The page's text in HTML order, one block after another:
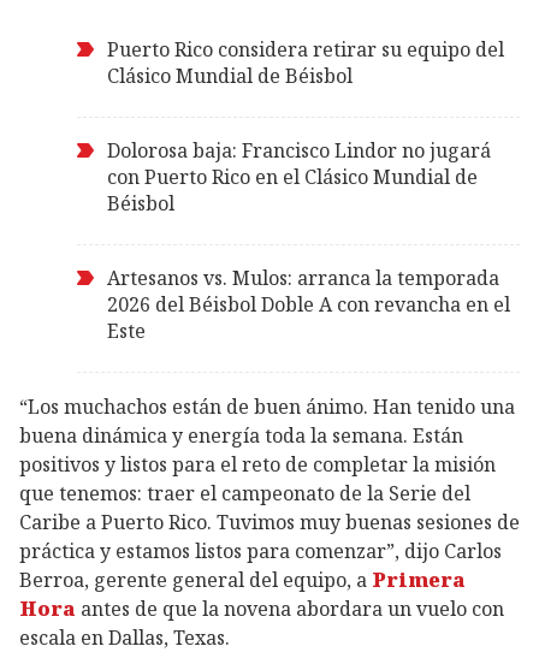
Puerto Rico considera retirar su equipo del
Clásico Mundial de Béisbol
Dolorosa baja: Francisco Lindor no jugará
con Puerto Rico en el Clásico Mundial de
Béisbol
Artesanos vs. Mulos: arranca la temporada
2026 del Béisbol Doble A con revancha en el
Este
“Los muchachos están de buen ánimo. Han tenido una
buena dinámica y energía toda la semana. Están
positivos y listos para el reto de completar la misión
que tenemos: traer el campeonato de la Serie del
Caribe a Puerto Rico. Tuvimos muy buenas sesiones de
práctica y estamos listos para comenzar”, dijo Carlos
Berroa, gerente general del equipo, a Primera
Hora antes de que la novena abordara un vuelo con
escala en Dallas, Texas.